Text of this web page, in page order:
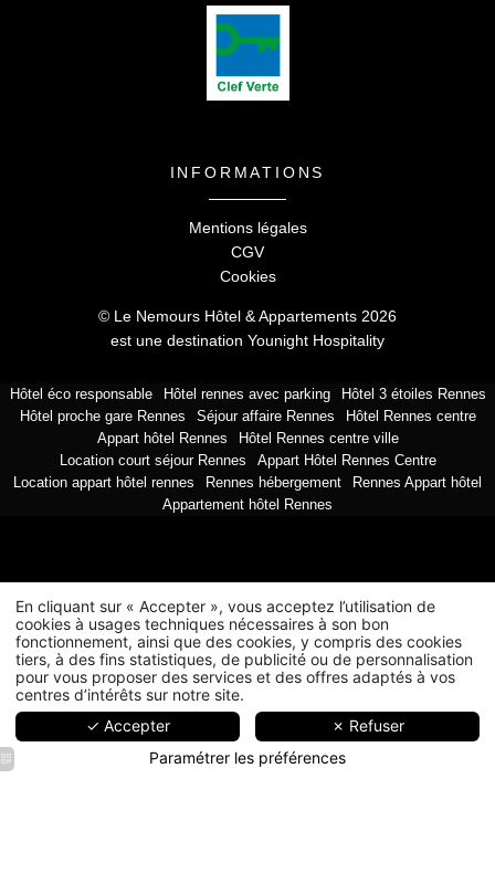
INFORMATIONS
Mentions légales
CGV
Cookies
© Le Nemours Hôtel & Appartements 2026
est une destination Younight Hospitality
Hôtel éco responsable Hôtel rennes avec parking
Hôtel 3 étoiles Rennes
Hôtel proche gare Rennes
Séjour affaire Rennes
Hôtel Rennes centre
Appart hôtel Rennes
Hôtel Rennes centre ville
Location court séjour Rennes
Appart Hôtel Rennes Centre
Location appart hôtel rennes
Rennes hébergement
Rennes Appart hôtel
Appartement hôtel Rennes
reception@hotelnemours.com -+33 2 99 78 26 26
En cliquant sur « Accepter », vous acceptez l’utilisation de
cookies à usages techniques nécessaires à son bon
fonctionnement, ainsi que des cookies, y compris des cookies
tiers, à des fins statistiques, de publicité ou de personnalisation
pour vous proposer des services et des offres adaptés à vos
centres d’intérêts sur notre site.
✓ Accepter
✗ Refuser
Paramétrer les préférences